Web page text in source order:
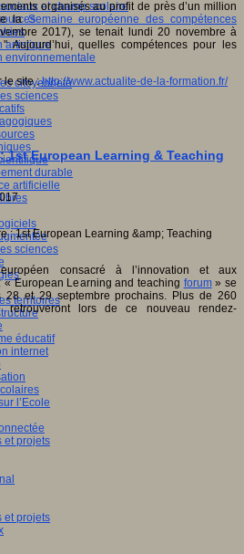
et champ scolaire
artistique
environnementale
citoyenneté
sciences
durable
artificielle
sciences
territoires
éducatif
internet
l’Ecole
et projets
et projets
organisés au profit de près d’un million
laSemaine européenne des compétences
2017), se tenait lundi 20 novembre à
Aujourd’hui, quelles compétences pour les
le site :http://www.actualite-de-la-formation.fr/
1st European Learning & Teaching
consacré à l’innovation et aux
European Learning and teaching forum» se
28 et 29 septembre prochains. Plus de 260
lors de ce nouveau rendez-